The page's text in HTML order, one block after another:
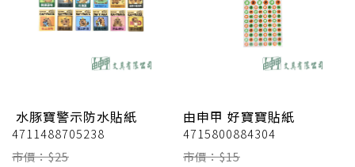
水豚寶警示防水貼紙
4711488705238
市價：$25
由申甲 好寶寶貼紙
4715800884304
市價：$15